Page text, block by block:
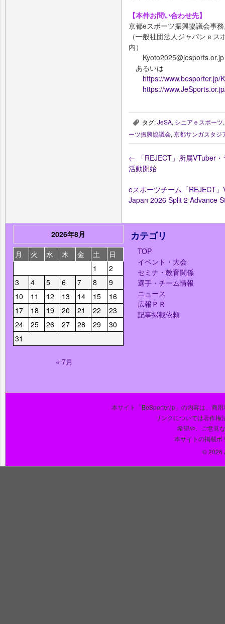
【本件お問い合わせ先】
京都eスポーツ振興協議会事
（一般社団法人ジャパンｅ
内）
Kyoto2025@jesports.or.jp
あるいは
https://www.besporter.jp/
https://
, タグ:JeSA, シニアｅスポーツ
ーツ振興協議会, 京都サンガスタジ
← 「REJECT」所属VTuber
活動開始
eスポーツチーム「REJECT
Japan 2026 Split 2 Advance
2026年8月
月
火 水 木 金 土
日
1
2
3
4 5 6 7 8
9
10
11 12 13 14 15
16
17
18 19 20 21 22
23
24
25 26 27 28 29
30
31
« 7月
カテゴリ
TOP
イベント・大会
セミナ・教育関係
選手・チーム情報
ニュース
広報ＰＲ
記事掲載依頼
本サイト「BeSporter.jp」の内容は、商
リンクについては著作権
希望や、ご意見
本サイトの掲載ポ
© 2026